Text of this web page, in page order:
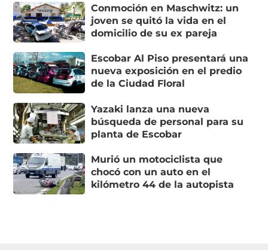
Conmoción en Maschwitz: un
joven se quitó la vida en el
domicilio de su ex pareja
Escobar Al Piso presentará una
nueva exposición en el predio
de la Ciudad Floral
Yazaki lanza una nueva
búsqueda de personal para su
planta de Escobar
Murió un motociclista que
chocó con un auto en el
kilómetro 44 de la autopista